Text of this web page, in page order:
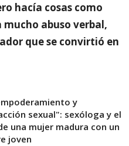
hacía cosas como
abuso verbal,
que se convirtió en
y
sexual": sexóloga y el
una mujer madura con un
joven